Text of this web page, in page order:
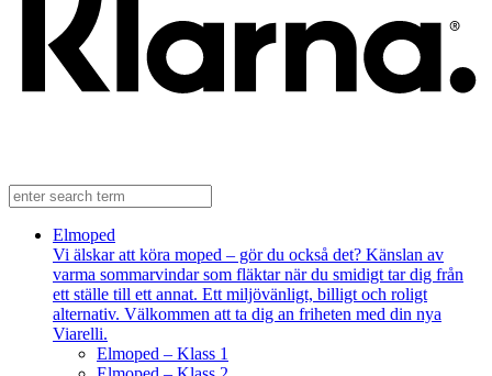
Elmoped
Vi älskar att köra moped – gör du också det? Känslan av
varma sommarvindar som fläktar när du smidigt tar dig från
ett ställe till ett annat. Ett miljövänligt, billigt och roligt
alternativ. Välkommen att ta dig an friheten med din nya
Viarelli.
Elmoped – Klass 1